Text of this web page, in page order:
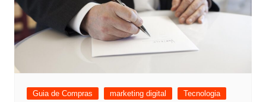
Guia de Compras marketing digital Tecnologia